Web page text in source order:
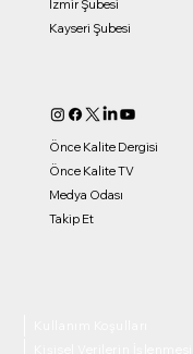
İzmir Şubesi
Kayseri Şubesi
Önce Kalite Dergisi
Önce Kalite TV
Medya Odası
Takip Et